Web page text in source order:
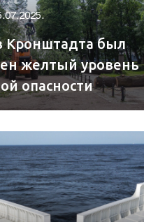
Кронштадта был
желтый уровень
опасности